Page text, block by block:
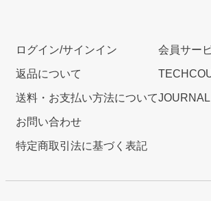
ログイン/サインイン
返品について
送料・お支払い方法について
お問い合わせ
特定商取引法に基づく表記
会員サー
JOURNAL